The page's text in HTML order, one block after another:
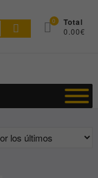
Buscar
por:
0 Total
0.00€